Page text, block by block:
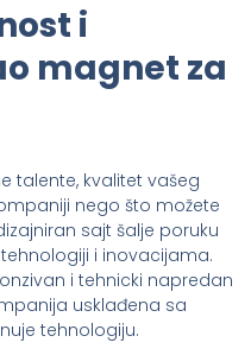
i
magnet za
talente, kvalitet vašeg
nego što možete
sajt šalje poruku
i inovacijama.
i tehnicki napredan
usklađena sa
tehnologiju.